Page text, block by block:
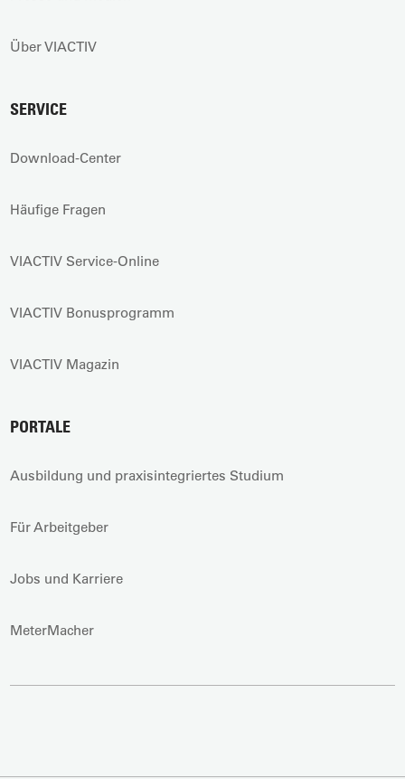
Über VIACTIV
SERVICE
Download-Center
Häufige Fragen
VIACTIV Service-Online
VIACTIV Bonusprogramm
VIACTIV Magazin
PORTALE
Ausbildung und praxisintegriertes Studium
Für Arbeitgeber
Jobs und Karriere
MeterMacher